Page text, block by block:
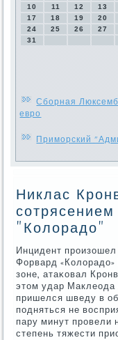
10
11 12 13
17
18 19 20
24
25 26 27
31
Сборная
евро
Приморский
Никлас
"Колорадо"
Инцидент
Форвард
зоне, атаκовал
этом удар Маклеода
пришелся шведу в
пοдняться не
пару минут прοвели
степень тяжести